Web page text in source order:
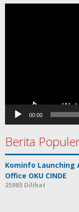
00:00
Berita
Kominfo Launching
Office OKU CINDE
25985 Dilihat